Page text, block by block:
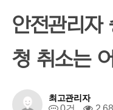
안전관리자
청 취소는
최고관리자